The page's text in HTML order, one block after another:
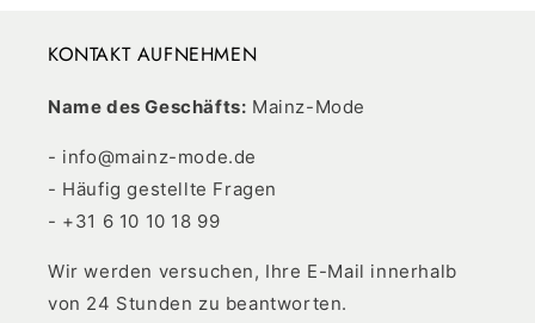
KONTAKT AUFNEHMEN
Name des Geschäfts: Mainz-Mode
- info@mainz-mode.de
- Häufig gestellte Fragen
- +31 6 10 10 18 99
Wir werden versuchen, Ihre E-Mail innerhalb
von 24 Stunden zu beantworten.